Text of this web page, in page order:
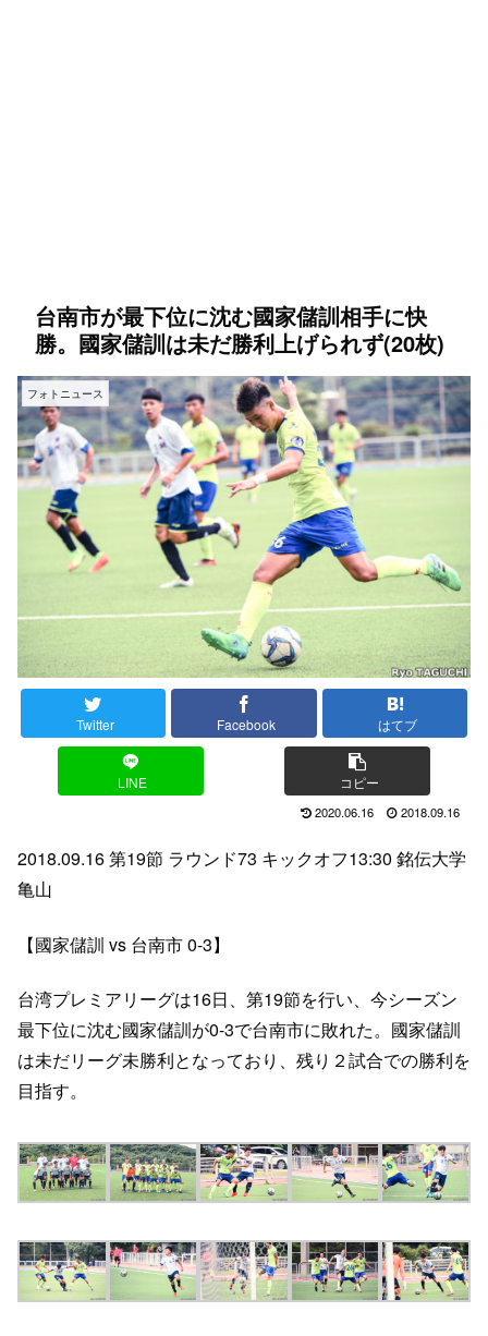
台南市が最下位に沈む國家儲訓相手に快
勝。國家儲訓は未だ勝利上げられず(20枚)
フォトニュース
Twitter Facebook はてブ
LINE コピー
2020.06.16 2018.09.16
2018.09.16 第19節 ラウンド73 キックオフ13:30 銘伝大学
亀山
【國家儲訓 vs 台南市 0-3】
台湾プレミアリーグは16日、第19節を行い、今シーズン
最下位に沈む國家儲訓が0-3で台南市に敗れた。國家儲訓
は未だリーグ未勝利となっており、残り２試合での勝利を
目指す。